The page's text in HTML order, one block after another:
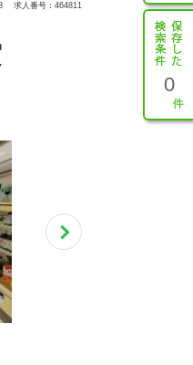
0
求人番号：464811